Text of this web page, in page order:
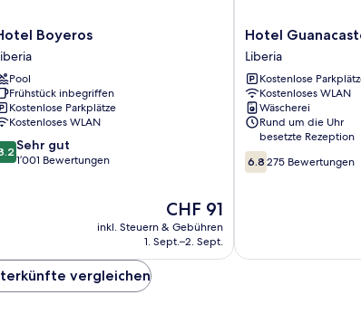
Boyeros
Pool
Frühstück inbegriffen
Kostenlose Parkplätze
Kostenloses WLAN
Sehr gut
1’001 Bewertungen
Der
Preis
beträgt
CHF 91
inkl. Steuern & Gebühren
1. Sept.–2. Sept.
Hotel
Guanacaste
Liberia
Hotel
Liberia
Kostenlose
Kostenloses WLAN
Wäscherei
Rund um die Uhr
besetzte Rezeption
6.8
von
6.8 275 Bewertungen
vergleichen